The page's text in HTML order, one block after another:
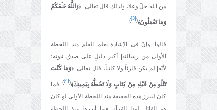
من الله جلّ وعلا، ولذلك قال تعالى: ﴿وَاللَّهُ خَلَقَكُمْ
وَمَا تَعْمَلُونَ﴾(
[3]
)
.
قالوا: وإنّ في الإشادة بعلم القلم منذ اللحظة
الأولى من رسالته| أكبر دليلٍ علی صدق نبوته؛
لأنّه| لم يكن قارئاً ولا كاتباً، قال تعالى: ﴿وَمَا كُنْتَ
تَتْلُو مِنْ قَبْلِهِ مِنْ كِتَابٍ وَلَا تَخُطُّهُ بِيَمِينِكَ﴾(
[4]
). فما
كان ليبرز هذه الحقيقة منذ اللحظة الأولى لو كان